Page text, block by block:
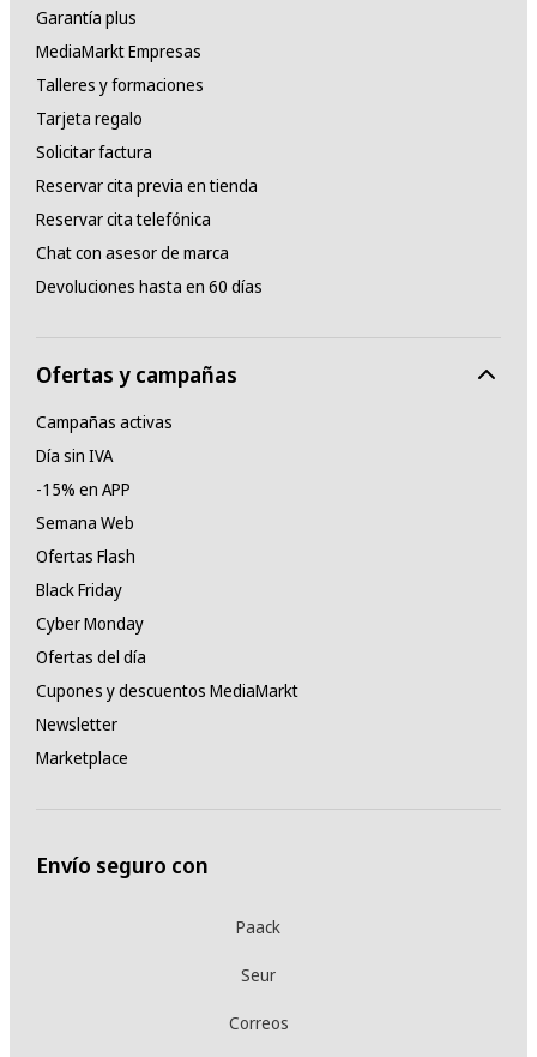
Garantía plus
MediaMarkt Empresas
Talleres y formaciones
Tarjeta regalo
Solicitar factura
Reservar cita previa en tienda
Reservar cita telefónica
Chat con asesor de marca
Devoluciones hasta en 60 días
Ofertas y campañas
Campañas activas
Día sin IVA
-15% en APP
Semana Web
Ofertas Flash
Black Friday
Cyber Monday
Ofertas del día
Cupones y descuentos MediaMarkt
Newsletter
Marketplace
Envío seguro con
Paack
Seur
Correos